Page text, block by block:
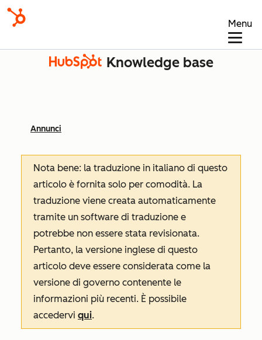
Menu
Knowledge base
Annunci
Nota bene: la traduzione in italiano di questo
articolo è fornita solo per comodità. La
traduzione viene creata automaticamente
tramite un software di traduzione e
potrebbe non essere stata revisionata.
Pertanto, la versione inglese di questo
articolo deve essere considerata come la
versione di governo contenente le
informazioni più recenti. È possibile
accedervi qui.